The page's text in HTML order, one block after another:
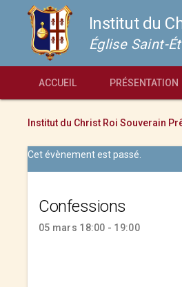
Institut du
Église Saint-
ACCUEIL PRÉSENTATION
Institut du Christ Roi Souverain
Cet évènement est passé.
Confessions
05 mars 18:00 - 19:00